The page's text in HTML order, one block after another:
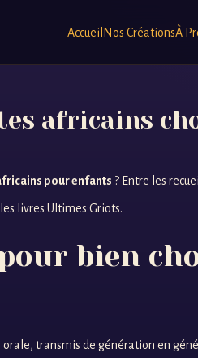
Accueil Nos CréationsÀ
africains
pour enfants ? Entre les
livres Ultimes Griots.
bien
transmis de génération en